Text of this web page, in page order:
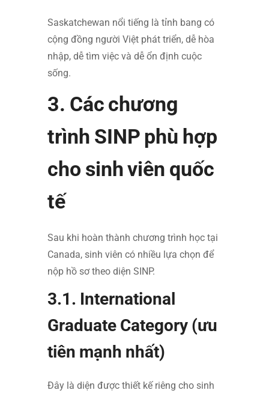
Saskatchewan nổi tiếng là tỉnh bang có
cộng đồng người Việt phát triển, dễ hòa
nhập, dễ tìm việc và dễ ổn định cuộc
sống.
3. Các chương
trình SINP phù hợp
cho sinh viên quốc
tế
Sau khi hoàn thành chương trình học tại
Canada, sinh viên có nhiều lựa chọn để
nộp hồ sơ theo diện SINP.
3.1. International
Graduate Category (ưu
tiên mạnh nhất)
Đây là diện được thiết kế riêng cho sinh